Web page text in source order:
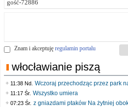
Znam i akceptuję regulamin portalu
włocławianie piszą
11:38 Nd. Wczoraj przechodząc przez park
11:17 Śr. Wszystko umiera
07:23 Śr. z gniazdami ptaków Na żytniej